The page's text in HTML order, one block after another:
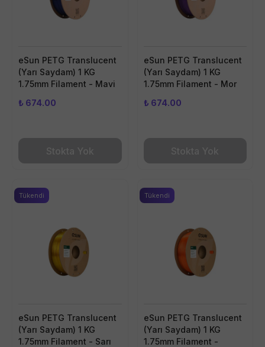
eSun PETG Translucent
(Yarı Saydam) 1 KG
1.75mm Filament - Mavi
₺ 674.00
Stokta Yok
eSun PETG Translucent
(Yarı Saydam) 1 KG
1.75mm Filament - Mor
₺ 674.00
Stokta Yok
eSun PETG Translucent
(Yarı Saydam) 1 KG
1.75mm Filament - Sarı
Tükendi
eSun PETG Translucent
(Yarı Saydam) 1 KG
1.75mm Filament -
Tükendi